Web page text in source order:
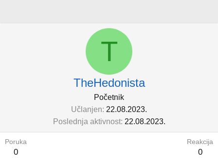
T
TheHedonista
Početnik
Učlanjen 22.08.2023.
Poslednja aktivnost 22.08.2023.
Poruka
0
Reakcija
0